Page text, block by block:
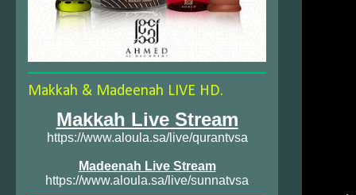
Makkah & Madeenah LIVE HD.
Makkah Live Stream
https://www.aloula.sa/live/qurantvsa
Madeenah Live Stream
https://www.aloula.sa/live/sunnatvsa